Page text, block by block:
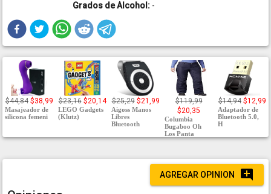
Grados de Alcohol: -
$44,84 $38,99
Masajeador de
silicona femeni
$23,16 $20,14
LEGO Gadgets
(Klutz)
$25,29 $21,99
Aigoss Manos
Libres
Bluetooth
$119,99
$20,35
Columbia
Bugaboo Oh
Los Panta
$14,94 $12,99
Adaptador de
Bluetooth 5.0,
H
AGREGAR OPINION